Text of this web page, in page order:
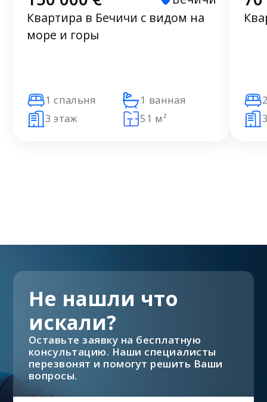
Квартира в Бечичи с видом на
море и горы
1 спальня
1 ванная
3 этаж
51 м²
Не нашли что
искали?
Оставьте заявку на бесплатную
консультацию. Наши специалисты
перезвонят и помогут решить Ваши
вопросы.